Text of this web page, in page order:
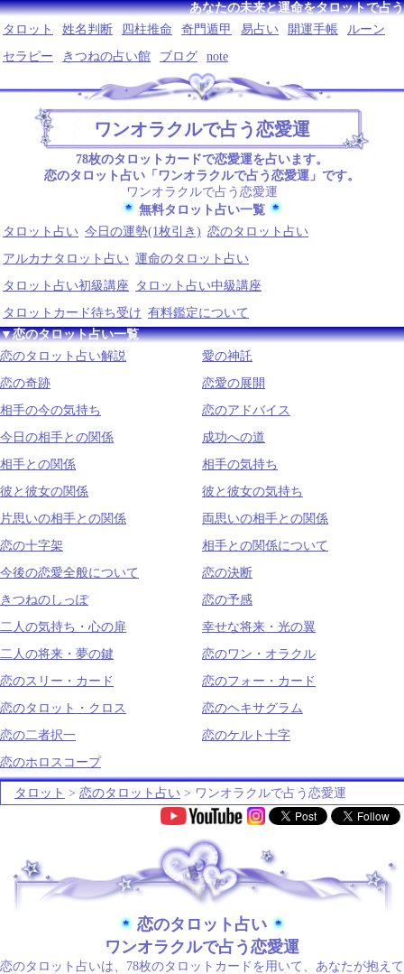
あなたの未来と運命をタロットで占う
タロット
姓名判断 四柱推命 奇門遁甲 易占い 開運手帳
ルーン
セラピー
きつねの占い館 ブログ note
ワンオラクルで占う恋愛運
78枚のタロットカードで恋愛運を占います。
恋のタロット占い「ワンオラクルで占う恋愛運」です。
ワンオラクルで占う恋愛運
無料タロット占い一覧
タロット占い 今日の運勢(1枚引き) 恋のタロット占い
アルカナタロット占い 運命のタロット占い
タロット占い初級講座
タロット占い中級講座
タロットカード待ち受け 有料鑑定について
▼恋のタロット占い一覧
恋のタロット占い解説
愛の神託
恋の奇跡
恋愛の展開
相手の今の気持ち
恋のアドバイス
今日の相手との関係
成功への道
相手との関係
相手の気持ち
彼と彼女の関係
彼と彼女の気持ち
片思いの相手との関係
両思いの相手との関係
恋の十字架
相手との関係について
今後の恋愛全般について
恋の決断
きつねのしっぽ
恋の予感
二人の気持ち・心の扉
幸せな将来・光の翼
二人の将来・夢の鍵
恋のワン・オラクル
恋のスリー・カード
恋のフォー・カード
恋のタロット・クロス
恋のヘキサグラム
恋の二者択一
恋のケルト十字
恋のホロスコープ
タロット > 恋のタロット占い > ワンオラクルで占う恋愛運
.
恋のタロット占い
ワンオラクルで占う恋愛運
恋のタロット占いは、78枚のタロットカードを用いて、あなたが抱えて